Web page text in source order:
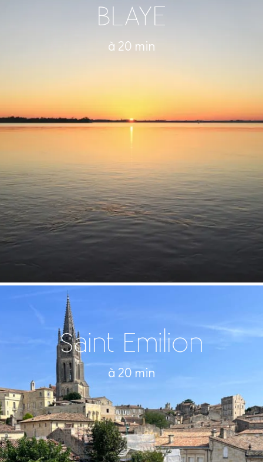
BLAYE
à 20 min
Saint Emilion
à 20 min